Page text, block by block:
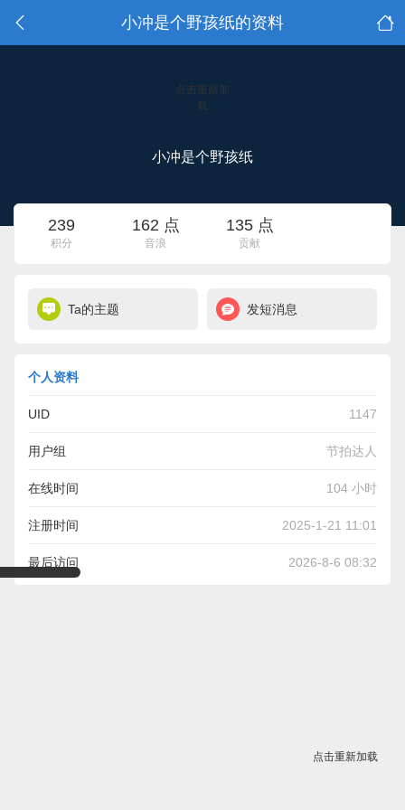
小冲是个野孩纸的资料
点击重新加
载
小冲是个野孩纸
239
积分
162 点
音浪
135 点
贡献
Ta的主题 发短消息
个人资料
UID 1147
用户组 节拍达人
在线时间 104 小时
注册时间 2025-1-21 11:01
最后访问 2026-8-6 08:32
点击重新加载